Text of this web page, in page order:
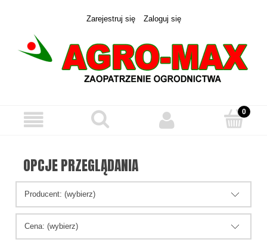
Zarejestruj się Zaloguj się
OPCJE PRZEGLĄDANIA
Producent: (wybierz)
Cena: (wybierz)